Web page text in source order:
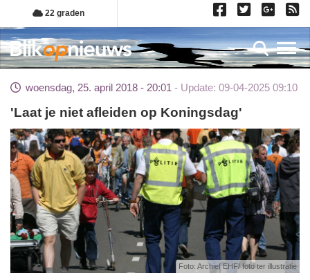
Overslaan
en
naar
de
gaan
22 graden
woensdag, 25. april 2018 - 20:01 Update: 09-04-2025 09:10
'Laat je niet afleiden op Koningsdag'
Foto: Archief EHF/ foto ter illustratie